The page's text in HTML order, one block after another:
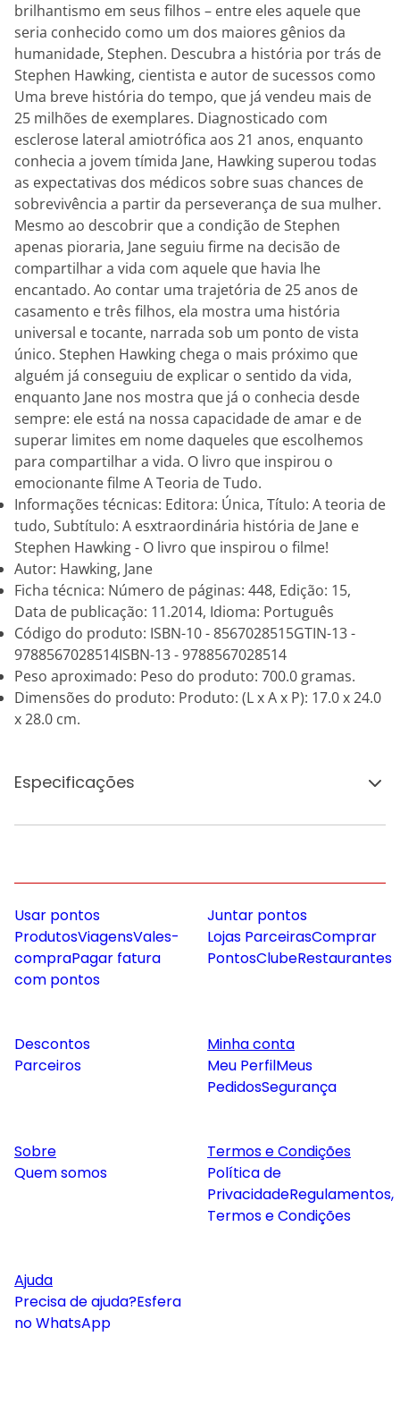
brilhantismo em seus filhos – entre eles aquele que
seria conhecido como um dos maiores gênios da
humanidade, Stephen. Descubra a história por trás de
Stephen Hawking, cientista e autor de sucessos como
Uma breve história do tempo, que já vendeu mais de
25 milhões de exemplares. Diagnosticado com
esclerose lateral amiotrófica aos 21 anos, enquanto
conhecia a jovem tímida Jane, Hawking superou todas
as expectativas dos médicos sobre suas chances de
sobrevivência a partir da perseverança de sua mulher.
Mesmo ao descobrir que a condição de Stephen
apenas pioraria, Jane seguiu firme na decisão de
compartilhar a vida com aquele que havia lhe
encantado. Ao contar uma trajetória de 25 anos de
casamento e três filhos, ela mostra uma história
universal e tocante, narrada sob um ponto de vista
único. Stephen Hawking chega o mais próximo que
alguém já conseguiu de explicar o sentido da vida,
enquanto Jane nos mostra que já o conhecia desde
sempre: ele está na nossa capacidade de amar e de
superar limites em nome daqueles que escolhemos
para compartilhar a vida. O livro que inspirou o
emocionante filme A Teoria de Tudo.
Informações técnicas: Editora: Única, Título: A teoria de
tudo, Subtítulo: A esxtraordinária história de Jane e
Stephen Hawking - O livro que inspirou o filme!
Autor: Hawking, Jane
Ficha técnica: Número de páginas: 448, Edição: 15,
Data de publicação: 11.2014, Idioma: Português
Código do produto: ISBN-10 - 8567028515GTIN-13 -
9788567028514ISBN-13 - 9788567028514
Peso aproximado: Peso do produto: 700.0 gramas.
Dimensões do produto: Produto: (L x A x P): 17.0 x 24.0
x 28.0 cm.
Especificações
Usar pontos
ProdutosViagensVales-
compraPagar fatura
com pontos
Juntar pontos
Lojas ParceirasComprar
PontosClubeRestaurantes
Descontos
Parceiros
Minha conta
Meu PerfilMeus
PedidosSegurança
Sobre
Quem somos
Termos e Condições
Política de
PrivacidadeRegulamentos,
Termos e Condições
Ajuda
Precisa de ajuda?Esfera
no WhatsApp